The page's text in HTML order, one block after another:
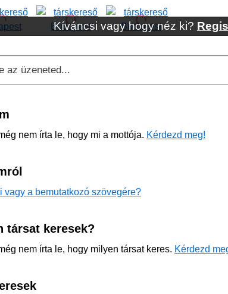
Kíváncsi vagy hogy néz ki?
nem írta le, hogy mi a mottója. Kérdezd meg!
vagy a bemutatkozó szövegére?
társat keresek?
nem írta le, hogy milyen társat keres. Kérdezd